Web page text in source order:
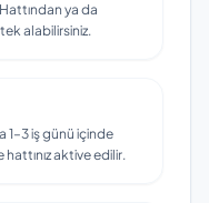
ya da
alabilirsiniz.
iş günü içinde
aktive edilir.